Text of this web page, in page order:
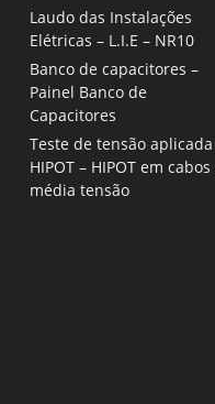
Laudo das Instalações
Elétricas – L.I.E – NR10
Banco de capacitores –
Painel Banco de
Capacitores
Teste de tensão aplicada
HIPOT – HIPOT em cabos
média tensão